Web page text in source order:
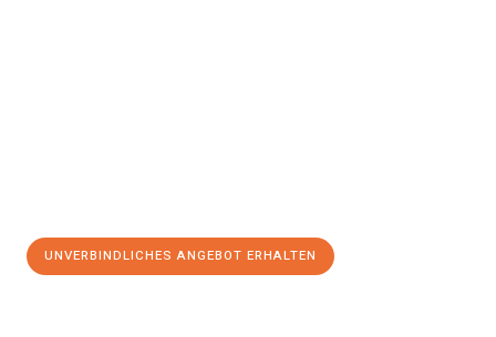
UNVERBINDLICHES ANGEBOT ERHALTEN